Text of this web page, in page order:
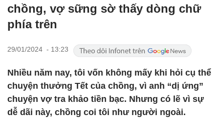
chồng, vợ sững sờ thấy dòng chữ
phía trên
29/01/2024 - 13:23
Nhiều năm nay, tôi vốn không mấy khi hỏi cụ thể
chuyện thưởng Tết của chồng, vì anh “dị ứng”
chuyện vợ tra khảo tiền bạc. Nhưng có lẽ vì sự
dễ dãi này, chồng coi tôi như người ngoài.